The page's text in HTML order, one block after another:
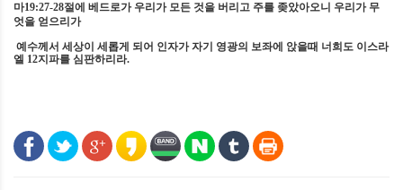
마19:27-28절에 베드로가 우리가 모든 것을 버리고 주를 좆았아오니 우리가 무
엇을 얻으리가
예수께서 세상이 세롭게 되어 인자가 자기 영광의 보좌에 앉을때 너희도 이스라
엘 12지파를 심판하리라.